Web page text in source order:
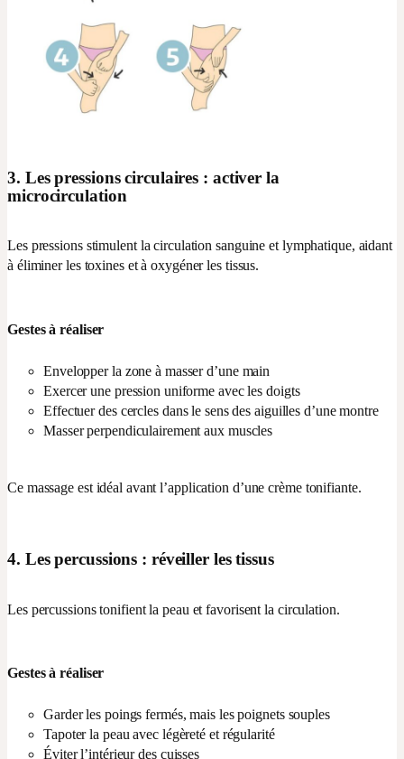
3. Les pressions circulaires : activer la
microcirculation
Les pressions stimulent la circulation sanguine et lymphatique, aidant
à éliminer les toxines et à oxygéner les tissus.
Gestes à réaliser
Envelopper la zone à masser d’une main
Exercer une pression uniforme avec les doigts
Effectuer des cercles dans le sens des aiguilles d’une montre
Masser perpendiculairement aux muscles
Ce massage est idéal avant l’application d’une crème tonifiante.
4. Les percussions : réveiller les tissus
Les percussions tonifient la peau et favorisent la circulation.
Gestes à réaliser
Garder les poings fermés, mais les poignets souples
Tapoter la peau avec légèreté et régularité
Éviter l’intérieur des cuisses